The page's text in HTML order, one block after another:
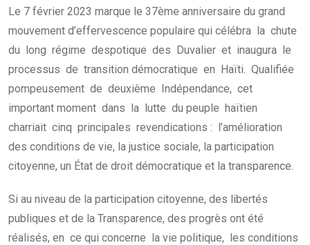
Le 7 février 2023 marque le 37ème anniversaire du grand
mouvement d’effervescence populaire qui célébra la chute
du long régime despotique des Duvalier et inaugura le
processus de transition démocratique en Haïti. Qualifiée
pompeusement de deuxième Indépendance, cet
important moment dans la lutte du peuple haïtien
charriait cinq principales revendications : l’amélioration
des conditions de vie, la justice sociale, la participation
citoyenne, un État de droit démocratique et la transparence.
Si au niveau de la participation citoyenne, des libertés
publiques et de la Transparence, des progrès ont été
réalisés, en ce qui concerne la vie politique, les conditions